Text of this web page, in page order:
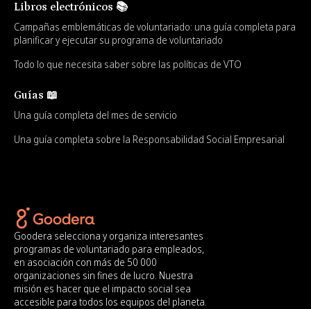
Libros electrónicos 📚
Campañas emblemáticas de voluntariado: una guía completa para
planificar y ejecutar su programa de voluntariado
Todo lo que necesita saber sobre las políticas de VTO
Guías 📖
Una guía completa del mes de servicio
Una guía completa sobre la Responsabilidad Social Empresarial
Goodera selecciona y organiza interesantes
programas de voluntariado para empleados,
en asociación con más de 50 000
organizaciones sin fines de lucro. Nuestra
misión es hacer que el impacto social sea
accesible para todos los equipos del planeta.